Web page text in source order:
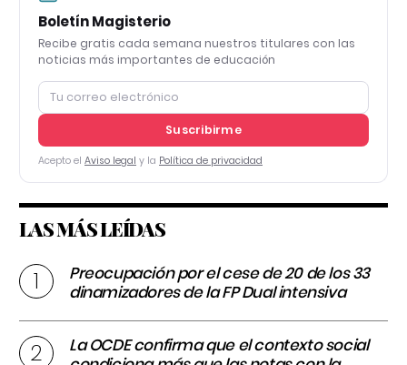
Boletín Magisterio
Recibe gratis cada semana nuestros titulares con las
noticias más importantes de educación
Suscribirme
Acepto el Aviso legal y la Política de privacidad
LAS MÁS LEÍDAS
Preocupación por el cese de 20 de los 33
dinamizadores de la FP Dual intensiva
La OCDE confirma que el contexto social